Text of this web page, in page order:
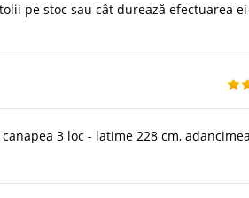
pe stoc sau cât durează efectuarea
3 loc - latime 228 cm,